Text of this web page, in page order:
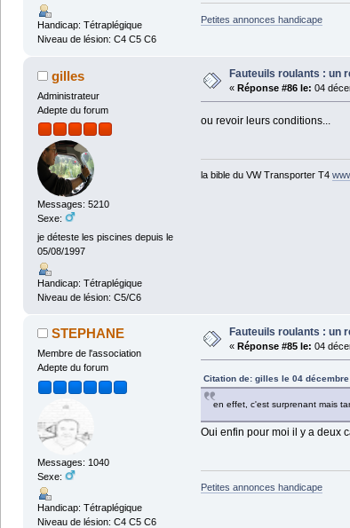
Handicap: Tétraplégique
Niveau de lésion: C4 C5 C6
Petites annonces handicape
gilles
Administrateur
Adepte du forum
Messages: 5210
Sexe:
je déteste les piscines depuis le
05/08/1997
Handicap: Tétraplégique
Niveau de lésion: C5/C6
Fauteuils roulants : un
« Réponse #86 le: 04
ou revoir leurs conditions...
la bible du VW Transporter T4
STEPHANE
Membre de l'association
Adepte du forum
Messages: 1040
Sexe:
Handicap: Tétraplégique
Niveau de lésion: C4 C5 C6
Fauteuils roulants : un
« Réponse #85 le: 04
Citation de: gilles le 04
en effet, c'est surprenant mais
Oui enfin pour moi il y a deux
Petites annonces handicape